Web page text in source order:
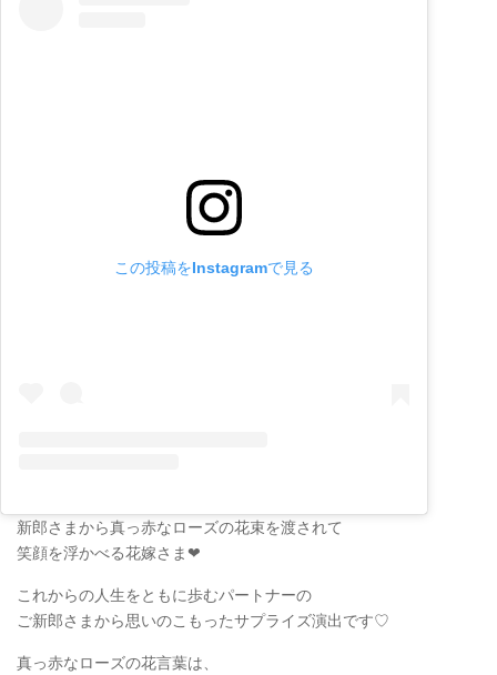
この投稿をInstagramで見る
新郎さまから真っ赤なローズの花束を渡されて
笑顔を浮かべる花嫁さま❤︎
これからの人生をともに歩むパートナーの
ご新郎さまから思いのこもったサプライズ演出です♡
真っ赤なローズの花言葉は、